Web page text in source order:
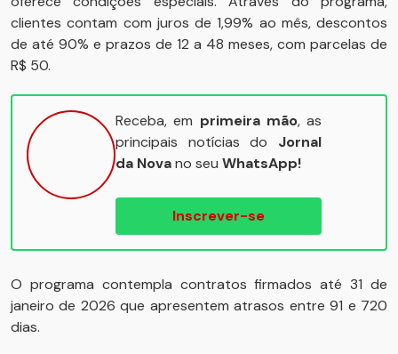
clientes contam com juros de 1,99% ao mês, descontos
de até 90% e prazos de 12 a 48 meses, com parcelas de
R$ 50.
Receba, em primeira mão, as
principais notícias do Jornal
da Novano seu WhatsApp!
Inscrever-se
O programa contempla contratos firmados até 31 de
janeiro de 2026 que apresentem atrasos entre 91 e 720
dias.